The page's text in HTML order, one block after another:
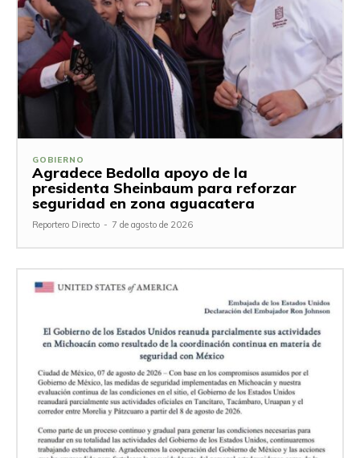
GOBIERNO
Agradece Bedolla apoyo de la
presidenta Sheinbaum para reforzar
seguridad en zona aguacatera
Reportero Directo - 7 de agosto de 2026